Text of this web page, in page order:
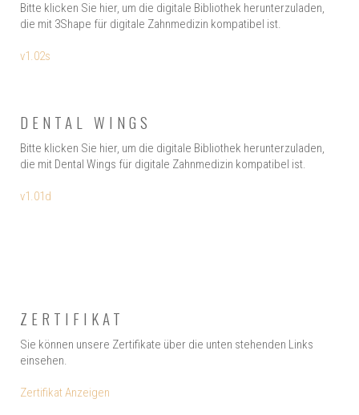
Bitte klicken Sie hier, um die digitale Bibliothek herunterzuladen,
die mit 3Shape für digitale Zahnmedizin kompatibel ist.
v1.02s
DENTAL WINGS
Bitte klicken Sie hier, um die digitale Bibliothek herunterzuladen,
die mit Dental Wings für digitale Zahnmedizin kompatibel ist.
v1.01d
ZERTIFIKAT
Sie können unsere Zertifikate über die unten stehenden Links
einsehen.
Zertifikat Anzeigen